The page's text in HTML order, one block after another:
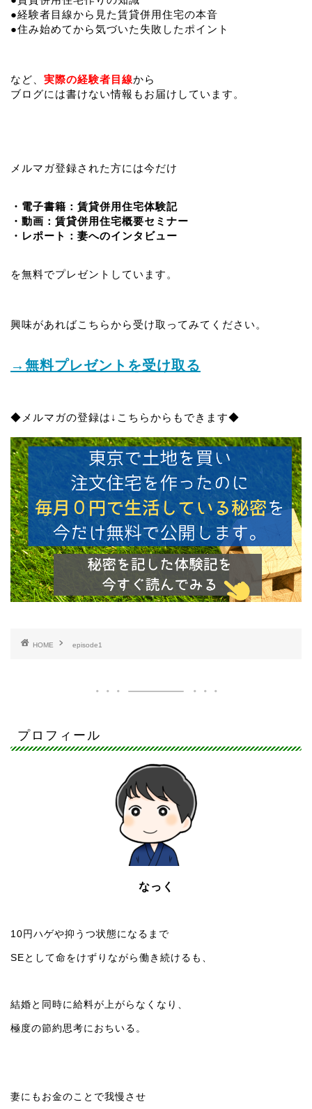
●経験者目線から見た賃貸併用住宅の本音
●住み始めてから気づいた失敗したポイント
など、 実際の経験者目線から
ブログには書けない情報もお届けしています。
メルマガ登録された方には今だけ
・電子書籍：賃貸併用住宅体験記
・動画：賃貸併用住宅概要セミナー
・レポート：妻へのインタビュー
を無料でプレゼントしています。
興味があればこちらから受け取ってみてください。
→無料プレゼントを受け取る
◆メルマガの登録は↓こちらからもできます◆
HOME episode1
プロフィール
なっく
10円ハゲや抑うつ状態になるまで
SEとして命をけずりながら働き続けるも、
結婚と同時に給料が上がらなくなり、
極度の節約思考におちいる。
妻にもお金のことで我慢させ